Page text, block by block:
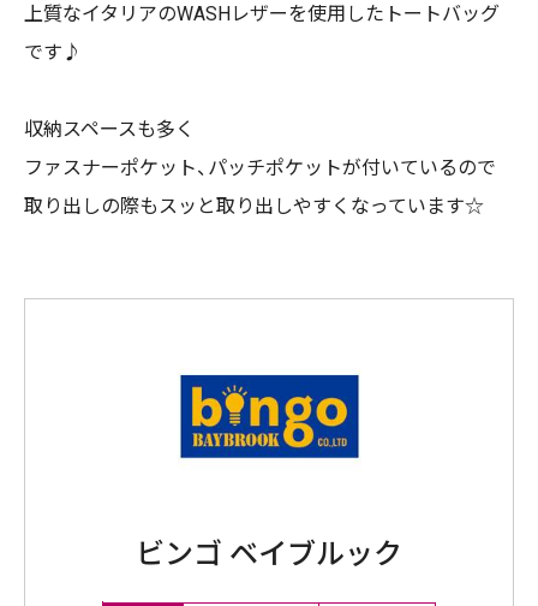
上質なイタリアのWASHレザーを使用したトートバッグ
です♪
収納スペースも多く
ファスナーポケット、パッチポケットが付いているので
取り出しの際もスッと取り出しやすくなっています☆
ビンゴ ベイブルック